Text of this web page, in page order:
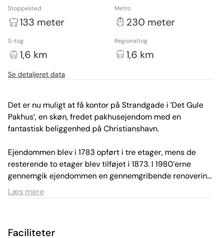
Stoppested
133 meter
Metro
230 meter
S-tog
1,6 km
Regionaltog
1,6 km
Se detaljeret data
Det er nu muligt at få kontor på Strandgade i ’Det Gule
Pakhus’, en skøn, fredet pakhusejendom med en
fantastisk beliggenhed på Christianshavn.
Ejendommen blev i 1783 opført i tre etager, mens de
resterende to etager blev tilføjet i 1873. I 1980’erne
gennemgik ejendommen en gennemgribende renovering
og benyttes i dag udelukkende til kontorformål.
mange hyggelige caféer og restauranter.
Læs mere
Faciliteter